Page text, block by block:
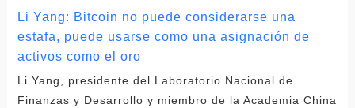
Li Yang: Bitcoin no puede considerarse una
estafa, puede usarse como una asignación de
activos como el oro
Li Yang, presidente del Laboratorio Nacional de
Finanzas y Desarrollo y miembro de la Academia China